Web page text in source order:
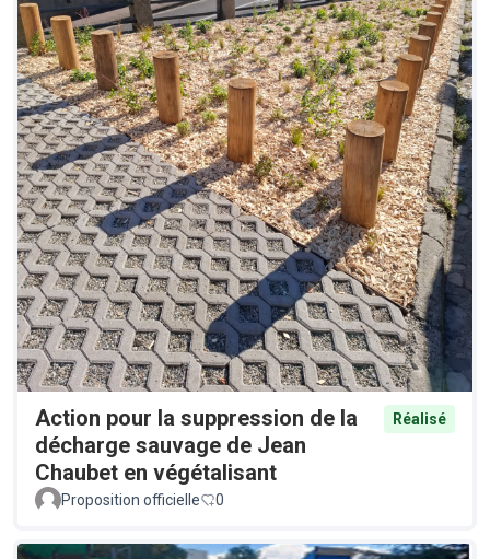
Action pour la suppression de la
décharge sauvage de Jean
Chaubet en végétalisant
Réalisé
Proposition officielle 0